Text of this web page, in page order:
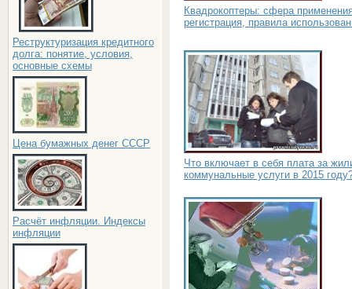
Реструктуризация кредитного
долга: понятие, условия,
основные схемы
Цена бумажных денег СССР
Расчёт инфляции. Индексы
инфляции
Квадрокоптеры: сфера
регистрация, правила
Что включает в себя плата за
коммунальные услуги в 2015